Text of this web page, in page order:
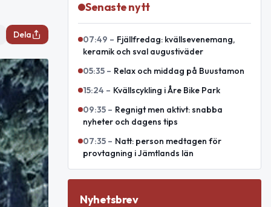
Dela
Senaste nytt
07:49 – Fjällfredag: kvällsevenemang,
keramik och sval augustiväder
05:35 – Relax och middag på Buustamon
15:24 – Kvällscykling i Åre Bike Park
09:35 – Regnigt men aktivt: snabba
nyheter och dagens tips
07:35 – Natt: person medtagen för
provtagning i Jämtlands län
Nyhetsbrev